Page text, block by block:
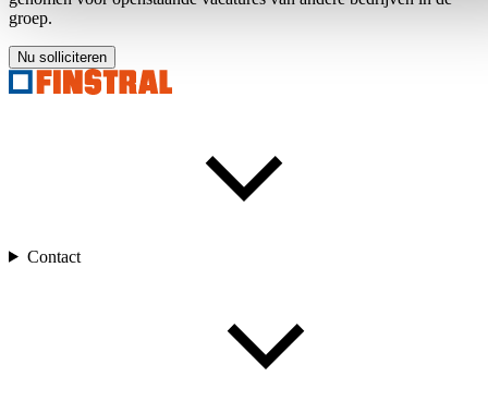
groep.
Nu solliciteren
Contact